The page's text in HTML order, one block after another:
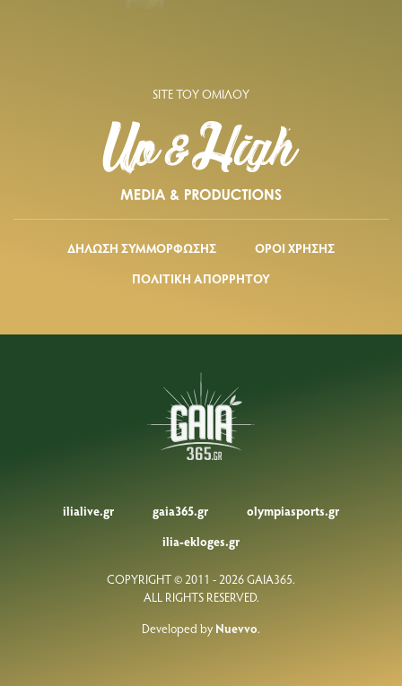
SITE ΤΟΥ ΟΜΙΛΟΥ
ΔΗΛΩΣΗ ΣΥΜΜΟΡΦΩΣΗΣ
ΟΡΟΙ ΧΡΗΣΗΣ
ΠΟΛΙΤΙΚΗ ΑΠΟΡΡΗΤΟΥ
ilialive.gr gaia365.gr
olympiasports.gr
ilia-ekloges.gr
COPYRIGHT © 2011 - 2026 GAIA365.
ALL RIGHTS RESERVED.
Developed by Nuevvo.